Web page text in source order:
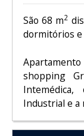
São 68 m2
dormitórios
shopping
Industrial e a